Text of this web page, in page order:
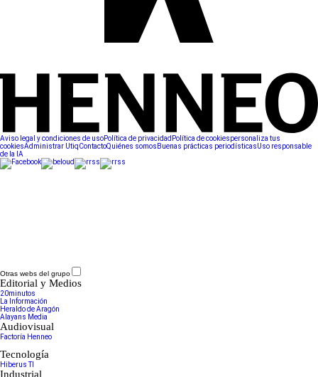
Aviso legal y condiciones de usoPolítica de privacidad Política de cookiespersonaliza tus
cookiesAdministrar UtiqContactoQuiénes somos Buenas prácticas periodísticasUso responsable
de la IA
Otras webs del grupo
Editorial y Medios
20minutos
La Información
Heraldo de Aragón
Alayans Media
Audiovisual
Factoría Henneo
Tecnología
Hiberus TI
Industrial